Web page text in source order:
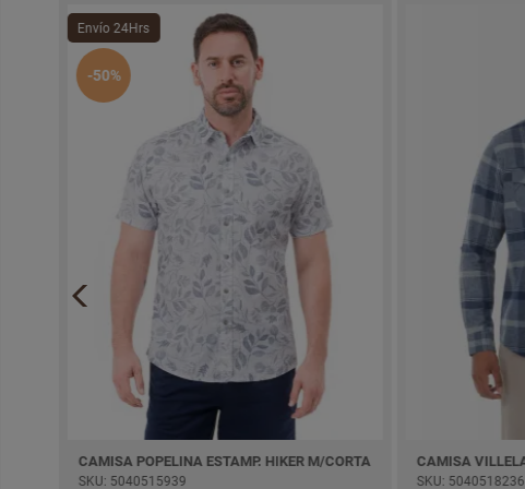
Envío 24Hrs
-50%
CAMISA POPELINA ESTAMP. HIKER M/CORTA
SKU: 5040515939 SKU: 5040518236